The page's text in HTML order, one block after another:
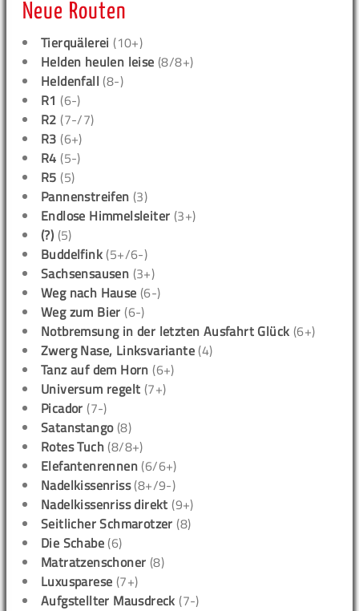
Neue Routen
Tierquälerei (10+)
Helden heulen leise (8/8+)
Heldenfall (8-)
R1 (6-)
R2 (7-/7)
R3 (6+)
R4 (5-)
R5 (5)
Pannenstreifen (3)
Endlose Himmelsleiter (3+)
(?) (5)
Buddelfink (5+/6-)
Sachsensausen (3+)
Weg nach Hause (6-)
Weg zum Bier (6-)
Notbremsung in der letzten Ausfahrt Glück (6+)
Zwerg Nase, Linksvariante (4)
Tanz auf dem Horn (6+)
Universum regelt (7+)
Picador (7-)
Satanstango(8)
Rotes Tuch (8/8+)
Elefantenrennen (6/6+)
Nadelkissenriss(8+/9-)
Nadelkissenriss direkt (9+)
Seitlicher Schmarotzer (8)
Die Schabe (6)
Matratzenschoner (8)
Luxusparese (7+)
Aufgstellter Mausdreck (7-)